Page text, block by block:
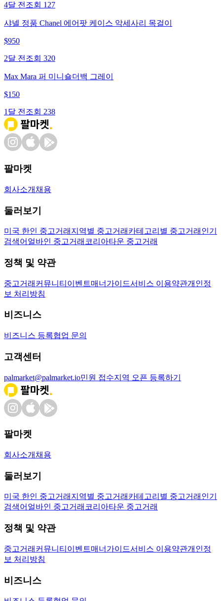
4달 전 조회 127
샤넬 정품 Chanel 에어팟 케이스 악세사리 목걸이
$950
2달 전 조회 320
Max Mara 퍼 미니숄더백 그레이
$150
1달 전 조회 238
팔마켓
회사소개 채용
둘러보기
미국 한인 중고거래 지역별 중고거래 카테고리별 중고거래 인기
검색어 얼바인 중고거래 코리아타운 중고거래
정책 및 약관
중고거래 커뮤니티 이벤트매너가이드서비스 이용약관개인정
보 처리방침
비즈니스
비즈니스 등록협업 문의
고객센터
palmarket@palmarket.io민원 접수지역 오픈 등록하기
팔마켓
회사소개 채용
둘러보기
미국 한인 중고거래 지역별 중고거래 카테고리별 중고거래 인기
검색어 얼바인 중고거래 코리아타운 중고거래
정책 및 약관
중고거래 커뮤니티 이벤트매너가이드서비스 이용약관개인정
보 처리방침
비즈니스